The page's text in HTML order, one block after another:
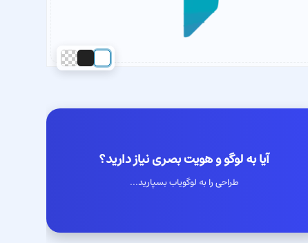
آیا به لوگو و هویت بصری نیاز دارید؟
طراحی را به لوگویاب بسپارید...